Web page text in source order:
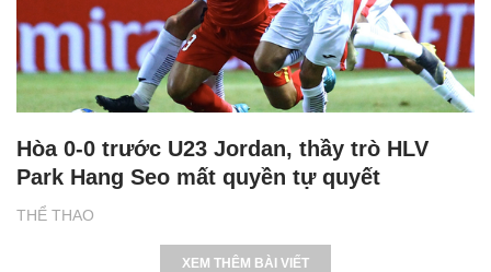
THỂ THAO
Hòa 0-0 trước U23 Jordan, thầy trò HLV
Park Hang Seo mất quyền tự quyết
XEM THÊM BÀI VIẾT